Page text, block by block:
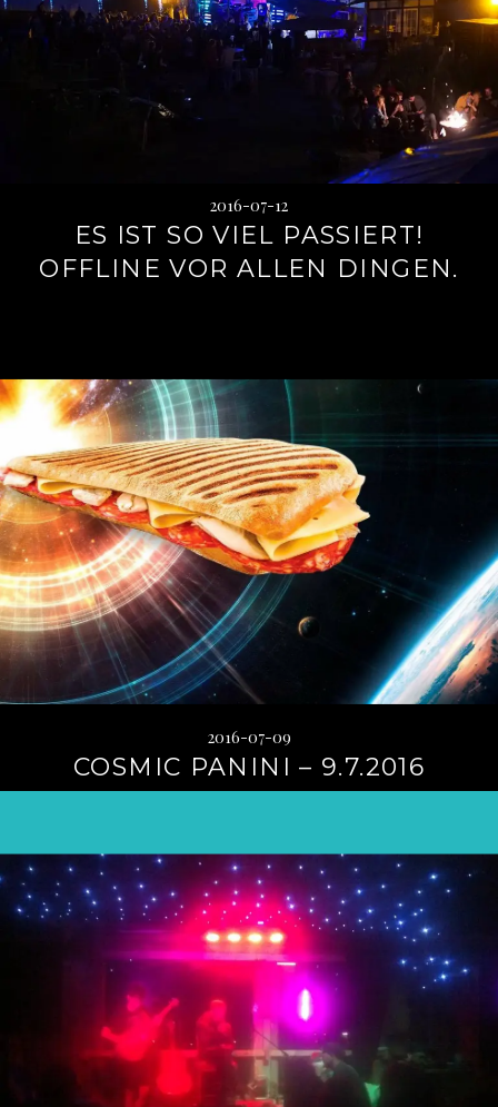
2016-07-12
ES IST SO VIEL PASSIERT!
OFFLINE VOR ALLEN DINGEN.
2016-07-09
COSMIC PANINI – 9.7.2016